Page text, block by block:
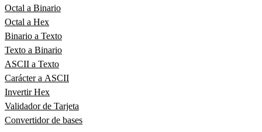
Octal a Binario
Octal a Hex
Binario a Texto
Texto a Binario
ASCII a Texto
Carácter a ASCII
Invertir Hex
Validador de Tarjeta
Convertidor de bases